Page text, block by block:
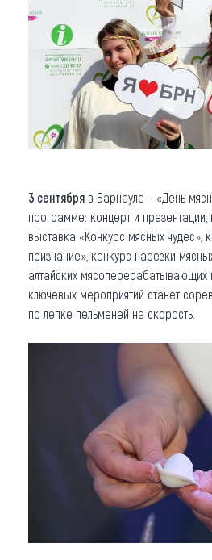
3 сентября в Барнауле – «День
программе: концерт и презентации,
выставка «Конкурс мясных чудес»,
признание», конкурс нарезки
алтайских мясоперерабатывающих
ключевых мероприятий станет
по лепке пельменей на скорость.